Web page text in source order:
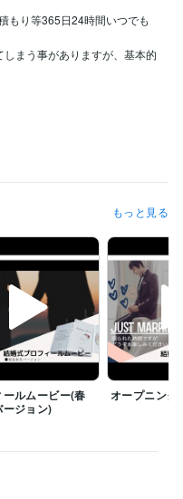
もり等365日24時間いつでも
まう事がありますが、基本的
の日数の目安）
でなければ３日以内に修正
時間をいただく事もござい
いたします。基本的に夜の発
程度でご指定の場所へ到着と
少しお時間をいただく事もご
もっと見る
ールムービー(春
ジョン)
オープニング